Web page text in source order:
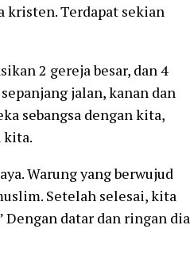
kristen. Terdapat sekian
2 gereja besar, dan 4
jalan, kanan dan
sebangsa dengan kita,
kita.
Warung yang berwujud
Setelah selesai, kita
Dengan datar dan ringan dia